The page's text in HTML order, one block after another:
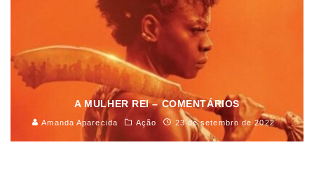
A MULHER REI – COMENTÁRIOS
Amanda Aparecida Ação 23 de setembro de 2022